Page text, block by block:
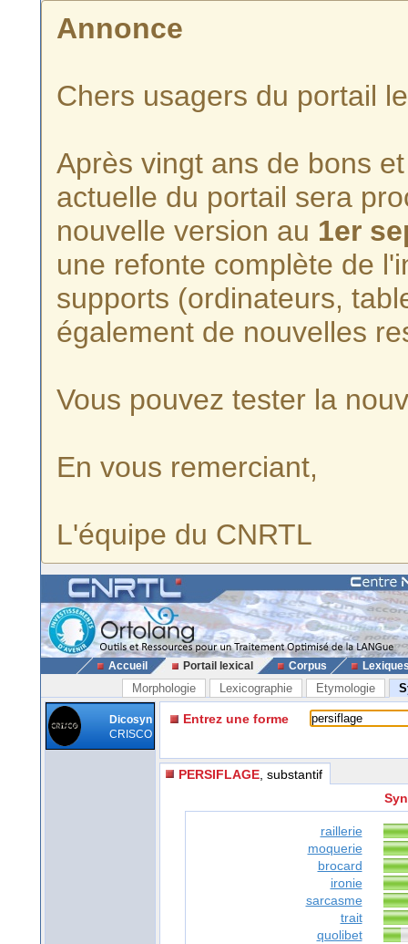
Annonce
Chers usagers du portail
Après vingt ans de bons
actuelle du portail sera
nouvelle version au 1er
une refonte complète de
supports (ordinateurs,
également de nouvelles
Vous pouvez tester la
En vous remerciant,
L'équipe du CNRTL
Accueil Portail lexical Corpus
Morphologie Lexicographie Etymologie
Dicosyn
CRISCO
Entrez une forme
PERSIFLAGE , substantif
raillerie
moquerie
brocard
ironie
sarcasme
trait
quolibet